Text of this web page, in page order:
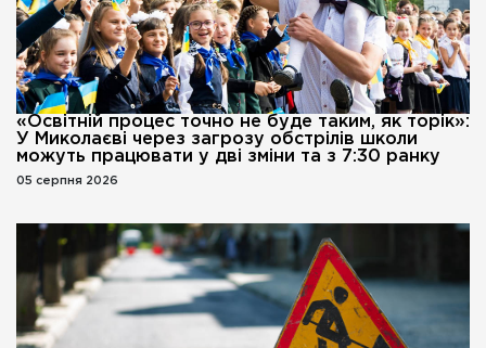
«Освітній процес точно не буде таким, як торік»:
У Миколаєві через загрозу обстрілів школи
можуть працювати у дві зміни та з 7:30 ранку
05 серпня 2026